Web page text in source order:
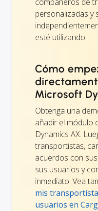
personalizadas y
esté utilizando.
Cómo
Microsoft
Obtenga una
añadir el módulo
Dynamics AX.
transportistas,
acuerdos con
sus usuarios y
inmediato. Vea
mis
usuarios en